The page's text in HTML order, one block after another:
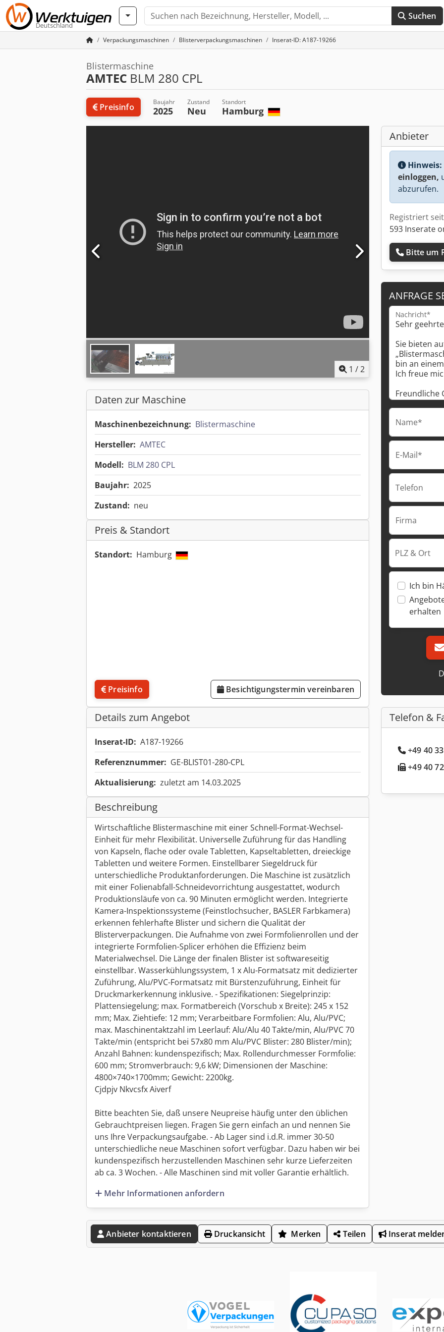
Deutschland
Suchen
Verpackungsmaschinen Blisterverpackungsmaschinen Inserat-ID: A187-19266
Blistermaschine
AMTEC BLM 280 CPL
Preisinfo Baujahr
2025
Zustand
Neu
Standort
Hamburg
1 /2
Daten zur Maschine
Maschinenbezeichnung: Blistermaschine
Hersteller: AMTEC
Modell: BLM 280 CPL
Baujahr: 2025
Zustand: neu
Preis & Standort
Standort: Hamburg
Preisinfo Besichtigungstermin vereinbaren
Details zum Angebot
Inserat-ID: A187-19266
Referenznummer: GE-BLIST01-280-CPL
Aktualisierung: zuletzt am 14.03.2025
Beschreibung
Wirtschaftliche Blistermaschine mit einer Schnell-Format-Wechsel-
Einheit für mehr Flexibilität. Universelle Zuführung für das Handling
von Kapseln, flache oder ovale Tabletten, Kapseltabletten, dreieckige
Tabletten und weitere Formen. Einstellbarer Siegeldruck für
unterschiedliche Produktanforderungen. Die Maschine ist zusätzlich
mit einer Folienabfall-Schneidevorrichtung ausgestattet, wodurch
Produktionsläufe von ca. 90 Minuten ermöglicht werden. Integrierte
Kamera-Inspektionssysteme (Feinstlochsucher, BASLER Farbkamera)
erkennen fehlerhafte Blister und sichern die Qualität der
Blisterverpackungen. Die Aufnahme von zwei Formfolienrollen und der
integrierte Formfolien-Splicer erhöhen die Effizienz beim
Materialwechsel. Die Länge der finalen Blister ist softwareseitig
einstellbar. Wasserkühlungssystem, 1 x Alu-Formatsatz mit dedizierter
Zuführung, Alu/PVC-Formatsatz mit Bürstenzuführung, Einheit für
Druckmarkerkennung inklusive. - Spezifikationen: Siegelprinzip:
Plattensiegelung; max. Formatbereich (Vorschub x Breite): 245 x 152
mm; Max. Ziehtiefe: 12 mm; Verarbeitbare Formfolien: Alu, Alu/PVC;
max. Maschinentaktzahl im Leerlauf: Alu/Alu 40 Takte/min, Alu/PVC 70
Takte/min (entspricht bei 57x80 mm Alu/PVC Blister: 280 Blister/min);
Anzahl Bahnen: kundenspezifisch; Max. Rollendurchmesser Formfolie:
600 mm; Stromverbrauch: 9,6 kW; Dimensionen der Maschine:
4800×740×1700mm; Gewicht: 2200kg.
Cjdpjv Nkvcsfx Aiverf
Bitte beachten Sie, daß unsere Neupreise häufig unter den üblichen
Gebrauchtpreisen liegen. Fragen Sie gern einfach an und nennen Sie
uns Ihre Verpackungsaufgabe. - Ab Lager sind i.d.R. immer 30-50
unterschiedliche neue Maschinen sofort verfügbar. Dazu haben wir bei
kundenspezifisch herzustellenden Maschinen sehr kurze Lieferzeiten
ab ca. 3 Wochen. - Alle Maschinen sind mit voller Garantie erhältlich.
Mehr Informationen anfordern
Anbieter
Hinweis:
einloggen,
abzurufen.
Registriert
593 Inserate
Bitte um
ANFRAGE
Nachricht*
Name*
E-Mail*
Telefon
Firma
PLZ & Ort
Ich bin
erhalten
Telefon &
+49 40
+49 40
Anbieter kontaktieren Druckansicht Merken Teilen Inserat